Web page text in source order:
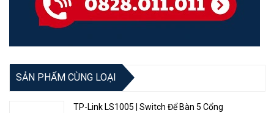
Chế độ lưu trữ và chuyển tiếp, tự động đọc địa chỉ MAC và gán IP,
S105 có thể truyền dữ liệu qua khoảng cách dài mà không bị thất
thoát để đảm bảo tín hiệu WiFi nhanh chóng ổn định.
SẢN PHẨM CÙNG LOẠI
TP-Link LS1005 | Switch Để Bàn 5 Cổng